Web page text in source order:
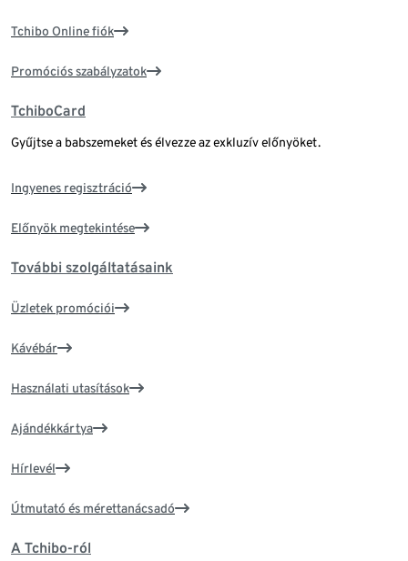
Tchibo Online fiók
Promóciós szabályzatok
TchiboCard
Gyűjtse a babszemeket és élvezze az exkluzív előnyöket.
Ingyenes regisztráció
Előnyök megtekintése
További szolgáltatásaink
Üzletek promóciói
Kávébár
Használati utasítások
Ajándékkártya
Hírlevél
Útmutató és mérettanácsadó
A Tchibo-ról